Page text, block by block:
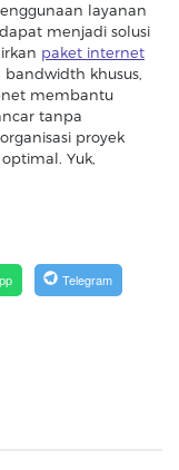
layanan
menjadi solusi
paket internet
khusus,
membantu
tanpa
proyek
Yuk,
Telegram